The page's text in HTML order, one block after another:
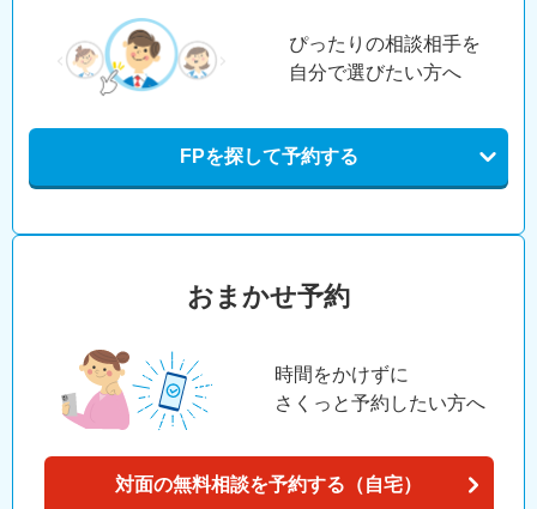
ぴったりの相談相手を
自分で選びたい方へ
FPを探して予約する
おまかせ予約
時間をかけずに
さくっと予約したい方へ
対面の無料相談を予約する（自宅）